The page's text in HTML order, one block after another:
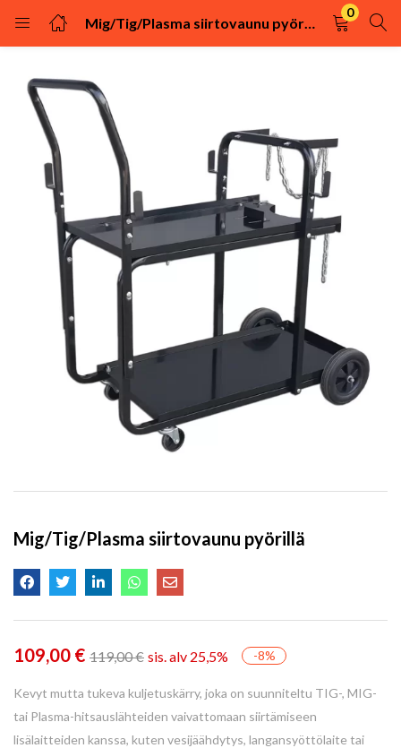
Mig/Tig/Plasma siirtovaunu pyörillä
0
KIRJAUDU
REKISTÖRÖIDY
Kirjaudu sisään käyttäjätunnuksella ja salasanalla.
Muista minut
Kirjaudu
Uhditko salasanasi?
Mig/Tig/Plasma siirtovaunu pyörillä
109,00 € 119,00€ sis. alv 25,5% -8%
Kevyt mutta tukeva kuljetuskärry, joka on suunniteltu TIG-, MIG-
tai Plasma-hitsauslähteiden vaivattomaan siirtämiseen
lisälaitteiden kanssa, kuten vesijäähdytys, langansyöttölaite tai